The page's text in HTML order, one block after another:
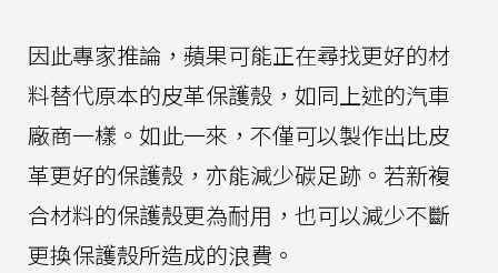
因此專家推論，蘋果可能正在尋找更好的材
料替代原本的皮革保護殼，如同上述的汽車
廠商一樣。如此一來，不僅可以製作出比皮
革更好的保護殼，亦能減少碳足跡。若新複
合材料的保護殼更為耐用，也可以減少不斷
更換保護殼所造成的浪費。